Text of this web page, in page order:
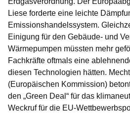
Liese forderte eine leichte
Emissionshandelssystem.
Einigung für den Gebäude- und
Wärmepumpen müssten mehr
Fachkräfte oftmals eine
diesen Technologien hätten.
(Europäischen Kommission)
den „Green Deal“ für das
Weckruf für die EU-